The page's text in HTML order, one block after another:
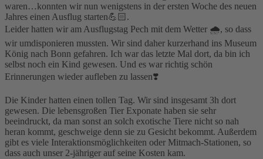
waren…konnten wir nun wenigstens in der ersten Woche des neuen
Jahres einen Ausflug starten💪🏻.
Leider hatten wir am Ausflugstag Pech mit dem Wetter 🌧, so dass
wir umdisponieren mussten. Wir sind daher kurzerhand ins Museum
König nach Bonn gefahren. Ich war das letzte Mal dort, da bin ich
selbst noch ein Kind gewesen. Und es war richtig schön
Erinnerungen wieder aufleben zu lassen❣️
Die Kinder hatten einen tollen Tag. Wir sind insgesamt 3h dort
gewesen. Die lebensgroßen Tier Exponate haben sie sehr
beeindruckt, da man sonst an solch exotische Tiere nicht so nah
heran kommt, geschweige denn sie zu Gesicht bekommt. Außerdem
gibt es viele Interaktionsmöglichkeiten oder Mitmach-Stationen, so
dass auch unser 2-jähriger auf seine Kosten kam.